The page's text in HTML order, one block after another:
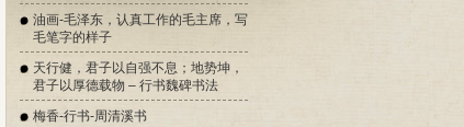
油画-毛泽东，认真工作的毛主席，写
毛笔字的样子
天行健，君子以自强不息；地势坤，
君子以厚德载物 – 行书魏碑书法
梅香-行书-周清溪书